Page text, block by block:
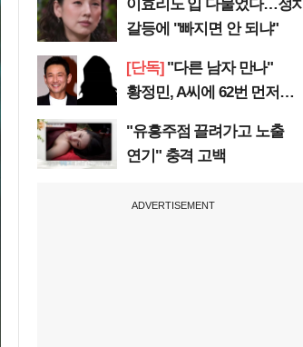
이효리도 입 다물었다…정치
갈등에 "빠지면 안 되냐"
[단독]"다른 남자 만나"
황정민, A씨에 62번 먼저
"유흥주점 끌려가고 노출
연기" 충격 고백
ADVERTISEMENT